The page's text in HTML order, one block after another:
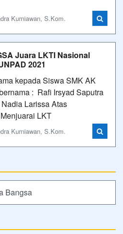
Kurniawan, S.Kom.
Juara LKTI Nasional
2021
kepada Siswa SMK AK
: Rafi Irsyad Saputra
Larissa Atas
LKT
Kurniawan, S.Kom.
Bangsa